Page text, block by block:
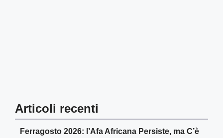
Articoli recenti
Ferragosto 2026: l’Afa Africana Persiste, ma C’è